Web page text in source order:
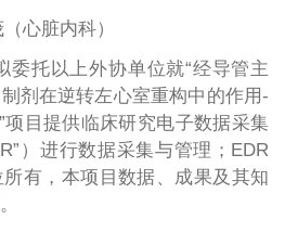
（心脏内科）
委托以上外协单位就“经导管主
剂在逆转左心室重构中的作用-
目提供临床研究电子数据采集
）进行数据采集与管理；EDR
有，本项目数据、成果及其知